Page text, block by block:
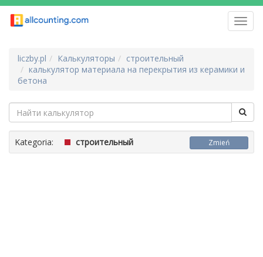
liczby.pl Калькуляторы
строительный
калькулятор материала на перекрытия из керамики и
бетона
Kategoria: строительный Zmień